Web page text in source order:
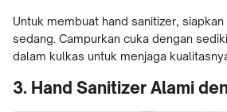
Untuk membuat hand sanitizer,
sedang. Campurkan cuka dengan
dalam kulkas untuk menjaga
3. Hand Sanitizer Alami